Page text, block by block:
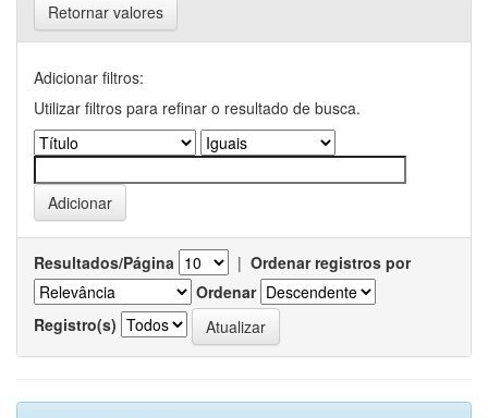
Retornar valores
Adicionar filtros:
Utilizar filtros para refinar o resultado de busca.
Resultados/Página | Ordenar registros por
Ordenar
Registro(s)